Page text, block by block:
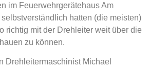
im Feuerwehrgerätehaus Am
hatten (die meisten)
richtig mit der Drehleiter weit über die
zu können.
Drehleitermaschinist Michael